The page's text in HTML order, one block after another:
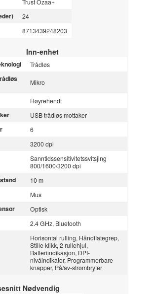
Trust Ozaa+
24
8713439248203
Inn-enhet
Trådløs
Mikro
Høyrehendt
USB trådløs mottaker
6
3200 dpi
Sanntidssensitivitetssvitsjing
800/1600/3200 dpi
10 m
Mus
Optisk
2.4 GHz, Bluetooth
Horisontal rulling, Håndflategrep,
Stille klikk, 2 rullehjul,
Batteriindikasjon, DPI-
nivåindikator, Programmerbare
knapper, På/av-strømbryter
Nødvendig